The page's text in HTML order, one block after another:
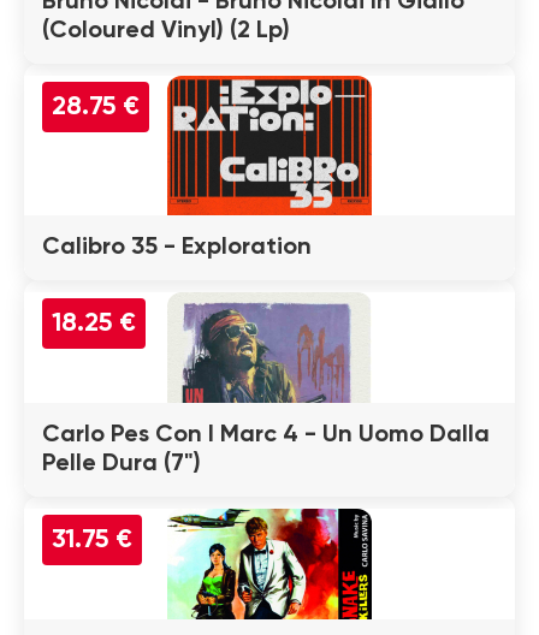
(Coloured Vinyl) (2 Lp)
28.75 €
Calibro 35 - Exploration
18.25 €
Carlo Pes Con I Marc 4 - Un Uomo Dalla
Pelle Dura (7")
31.75 €